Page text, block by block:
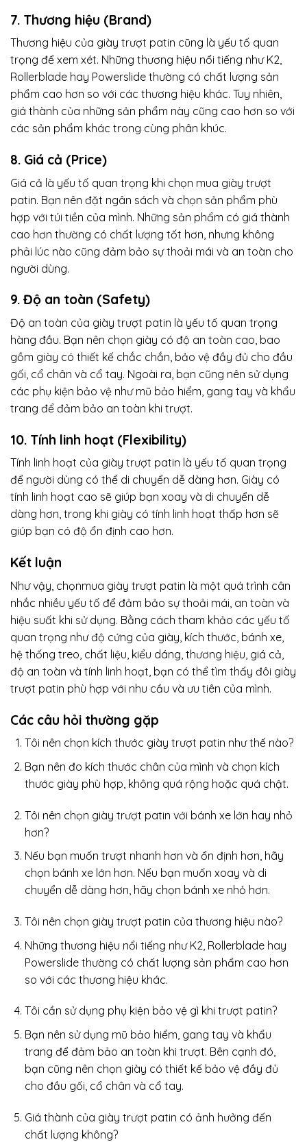
7. Thương hiệu (Brand)
Thương hiệu của giày trượt patin cũng là yếu tố quan
trọng để xem xét. Những thương hiệu nổi tiếng như K2,
Rollerblade hay Powerslide thường có chất lượng sản
phẩm cao hơn so với các thương hiệu khác. Tuy nhiên,
giá thành của những sản phẩm này cũng cao hơn so với
các sản phẩm khác trong cùng phân khúc.
8. Giá cả (Price)
Giá cả là yếu tố quan trọng khi chọn mua giày trượt
patin. Bạn nên đặt ngân sách và chọn sản phẩm phù
hợp với túi tiền của mình. Những sản phẩm có giá thành
cao hơn thường có chất lượng tốt hơn, nhưng không
phải lúc nào cũng đảm bảo sự thoải mái và an toàn cho
người dùng.
9. Độ an toàn (Safety)
Độ an toàn của giày trượt patin là yếu tố quan trọng
hàng đầu. Bạn nên chọn giày có độ an toàn cao, bao
gồm giày có thiết kế chắc chắn, bảo vệ đầy đủ cho đầu
gối, cổ chân và cổ tay. Ngoài ra, bạn cũng nên sử dụng
các phụ kiện bảo vệ như mũ bảo hiểm, gang tay và khẩu
trang để đảm bảo an toàn khi trượt.
10. Tính linh hoạt (Flexibility)
Tính linh hoạt của giày trượt patin là yếu tố quan trọng
để người dùng có thể di chuyển dễ dàng hơn. Giày có
tính linh hoạt cao sẽ giúp bạn xoay và di chuyển dễ
dàng hơn, trong khi giày có tính linh hoạt thấp hơn sẽ
giúp bạn có độ ổn định cao hơn.
Kết luận
Như vậy, chọnmua giày trượt patin là một quá trình cân
nhắc nhiều yếu tố để đảm bảo sự thoải mái, an toàn và
hiệu suất khi sử dụng. Bằng cách tham khảo các yếu tố
quan trọng như độ cứng của giày, kích thước, bánh xe,
hệ thống treo, chất liệu, kiểu dáng, thương hiệu, giá cả,
độ an toàn và tính linh hoạt, bạn có thể tìm thấy đôi giày
trượt patin phù hợp với nhu cầu và ưu tiên của mình.
Các câu hỏi thường gặp
Tôi nên chọn kích thước giày trượt patin như thế nào?
Bạn nên đo kích thước chân của mình và chọn kích
thước giày phù hợp, không quá rộng hoặc quá chật.
Tôi nên chọn giày trượt patin với bánh xe lớn hay nhỏ
hơn?
Nếu bạn muốn trượt nhanh hơn và ổn định hơn, hãy
chọn bánh xe lớn hơn. Nếu bạn muốn xoay và di
chuyển dễ dàng hơn, hãy chọn bánh xe nhỏ hơn.
Tôi nên chọn giày trượt patin của thương hiệu nào?
Những thương hiệu nổi tiếng như K2, Rollerblade hay
Powerslide thường có chất lượng sản phẩm cao hơn
so với các thương hiệu khác.
Tôi cần sử dụng phụ kiện bảo vệ gì khi trượt patin?
Bạn nên sử dụng mũ bảo hiểm, gang tay và khẩu
trang để đảm bảo an toàn khi trượt. Bên cạnh đó,
bạn cũng nên chọn giày có thiết kế bảo vệ đầy đủ
cho đầu gối, cổ chân và cổ tay.
Giá thành của giày trượt patin có ảnh hưởng đến
chất lượng không?